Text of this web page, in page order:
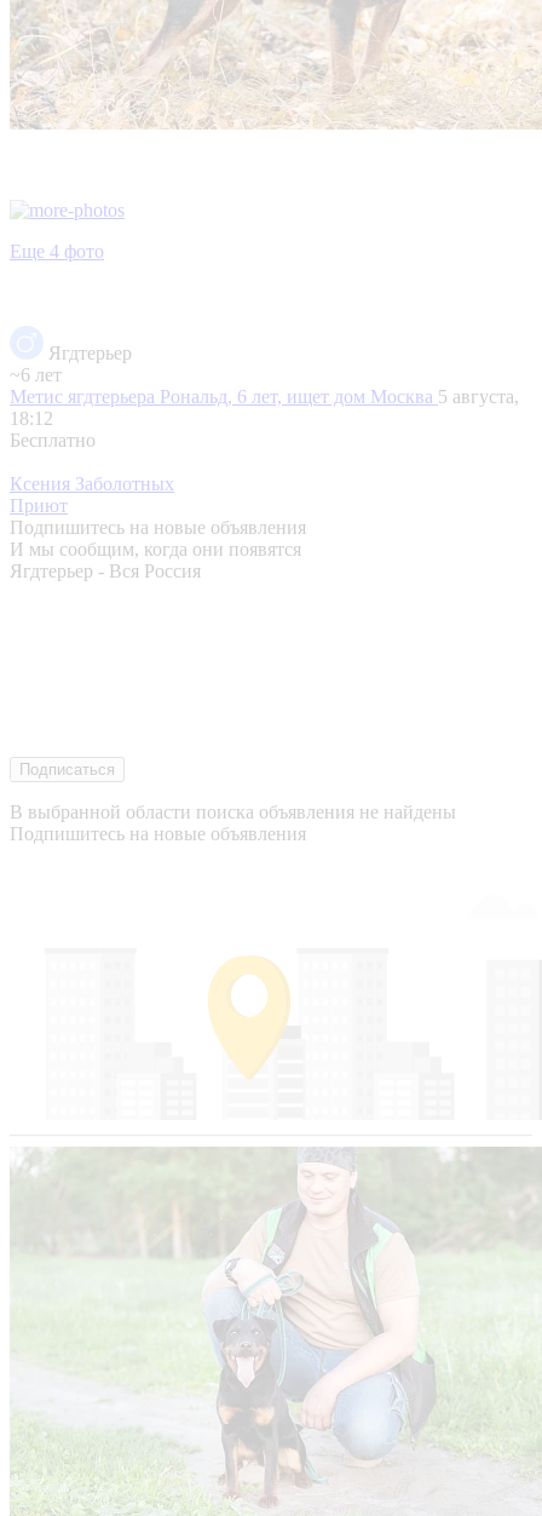
Еще 4 фото
Ягдтерьер
~6 лет
Метис ягдтерьера Рональд, 6 лет, ищет дом Москва 5 августа,
18:12
Бесплатно
Ксения Заболотных
Приют
Подпишитесь на новые объявления
И мы сообщим, когда они появятся
Ягдтерьер - Вся Россия
Подписаться
В выбранной области поиска объявления не найдены
Подпишитесь на новые объявления